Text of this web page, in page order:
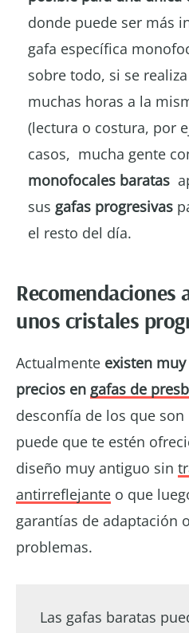
donde puede ser más
gafa específica
sobre todo, si se
muchas horas a la
(lectura o costura, por
casos, mucha gente
monofocales baratas
sus gafas progresivas
el resto del día.
Recomendaciones
unos cristales
Actualmente existen
precios en gafas de
desconfía de los que son
puede que te estén
diseño muy antiguo sin
antirreflejante o que
garantías de adaptación
problemas.
Las gafas baratas